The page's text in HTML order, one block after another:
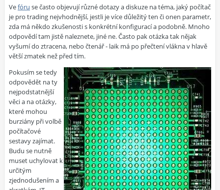
Vefóru se často objevují různé dotazy a diskuze na téma, jaký počítač
je pro trading nejvhodnější, jestli je více důležitý ten či onen parametr,
zda má někdo zkušenosti s konkrétní konfigurací a podobně. Mnoho
odpovědí tam jistě naleznete, jiné ne. Často pak otázka tak nějak
vyšumí do ztracena, nebo čtenář - laik má po přečtení vlákna v hlavě
větší zmatek než před tím.
Pokusím se tedy
odpovědět na ty
nejpodstatnější
věci a na otázky,
které mohou
burziány při volbě
počítačové
sestavy zajímat.
Budu se nutně
muset uchylovat k
určitým
zjednodušením a